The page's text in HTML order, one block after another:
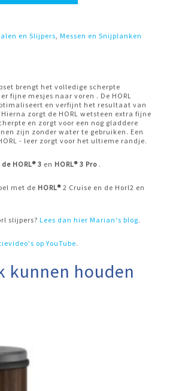
en Slijpers ,Messen en Snijplanken
brengt het volledige scherpte
fijne mesjes naar voren . De HORL
en verfijnt het resultaat van
zorgt de HORL wetsteen extra fijne
en zorgt voor een nog gladdere
zijn zonder water te gebruiken. Een
- leer zorgt voor het ultieme randje.
de HORL® 3 en HORL® 3 Pro .
met de HORL® 2 Cruise en de Horl2 en
slijpers?Lees dan hier Marian's blog.
op YouTube.
kunnen houden